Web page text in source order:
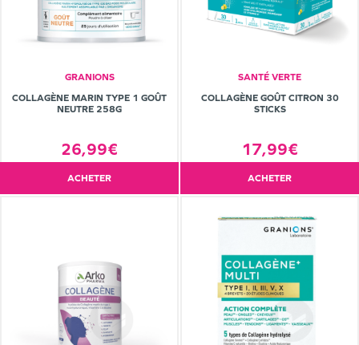
GRANIONS
COLLAGÈNE MARIN TYPE 1 GOÛT
NEUTRE 258G
26,99€
ACHETER
SANTÉ VERTE
COLLAGÈNE GOÛT CITRON 30
STICKS
17,99€
ACHETER